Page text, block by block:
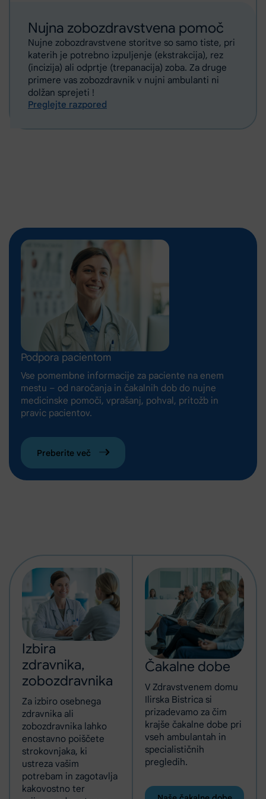
Nujna zobozdravstvena pomoč
Nujne zobozdravstvene storitve so samo tiste, pri
katerih je potrebno izpuljenje (ekstrakcija), rez
(incizija) ali odprtje (trepanacija) zoba. Za druge
primere vas zobozdravnik v nujni ambulanti ni
dolžan sprejeti !
Preglejte razpored
Podpora pacientom
Vse pomembne informacije za paciente na enem
mestu – od naročanja in čakalnih dob do nujne
medicinske pomoči, vprašanj, pohval, pritožb in
pravic pacientov.
Preberite več
Izbira
zdravnika,
zobozdravnika
Za izbiro osebnega
zdravnika ali
zobozdravnika lahko
enostavno poiščete
strokovnjaka, ki
ustreza vašim
potrebam in zagotavlja
kakovostno ter
Čakalne dobe
V Zdravstvenem domu
Ilirska Bistrica si
prizadevamo za čim
krajše čakalne dobe pri
vseh ambulantah in
specialističnih
pregledih.